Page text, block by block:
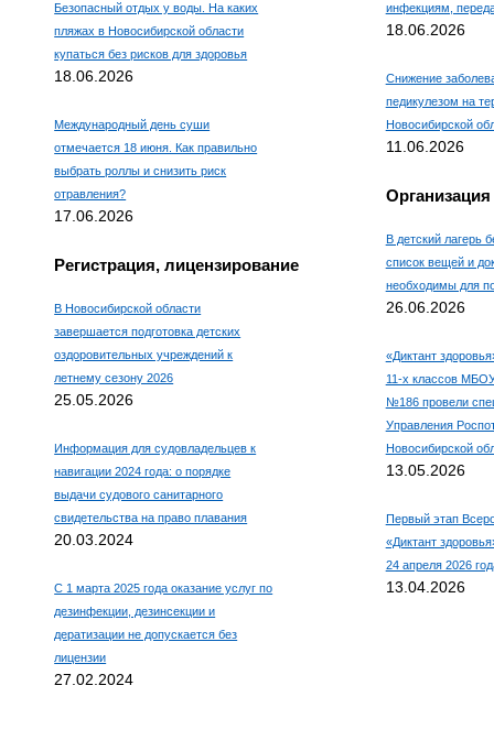
Безопасный отдых у воды. На каких
пляжах в Новосибирской области
купаться без рисков для здоровья
18.06.2026
Международный день суши
отмечается 18 июня. Как правильно
выбрать роллы и снизить риск
отравления?
17.06.2026
Регистрация, лицензирование
В Новосибирской области
завершается подготовка детских
оздоровительных учреждений к
летнему сезону 2026
25.05.2026
Информация для судовладельцев к
навигации 2024 года: о порядке
выдачи судового санитарного
свидетельства на право плавания
20.03.2024
С 1 марта 2025 года оказание услуг по
дезинфекции, дезинсекции и
дератизации не допускается без
лицензии
27.02.2024
инфекциям,
18.06.2026
Снижение
педикулезом на
Новосибирской
11.06.2026
В детский лагерь
список вещей и
необходимы для
26.06.2026
«Диктант
11-х классов
№186 провели
Управления
Новосибирской
13.05.2026
Первый этап
«Диктант
24 апреля 2026
13.04.2026